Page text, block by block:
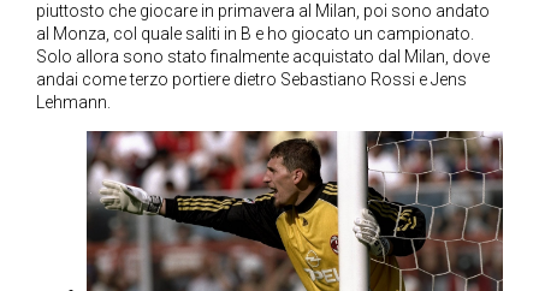
piuttosto che giocare in primavera al Milan, poi sono andato
al Monza, col quale saliti in B e ho giocato un campionato.
Solo allora sono stato finalmente acquistato dal Milan, dove
andai come terzo portiere dietro Sebastiano Rossi e Jens
Lehmann.